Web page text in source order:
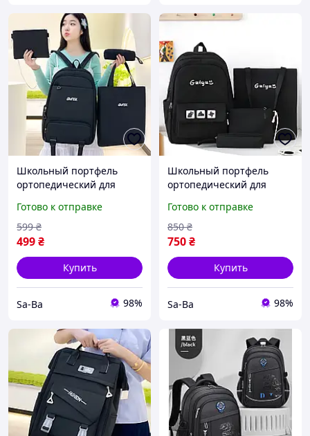
Школьный портфель
ортопедический для
вместительный рюкзак
подростковый черный 1-
11 класс
Готово к отправке
499₴
599 ₴
Купить
Sa-Ba 98%
Школьный портфель
ортопедический для
черный рюкзак
подростковый
вместительный 1-11
класс
Готово к отправке
750₴
850 ₴
Купить
Sa-Ba 98%